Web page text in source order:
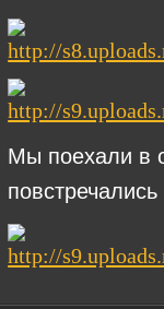
Мы поехали в